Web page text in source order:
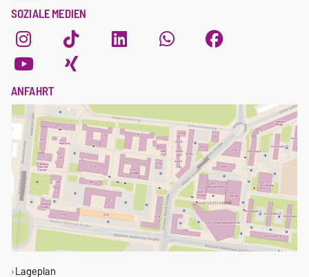
SOZIALE MEDIEN
ANFAHRT
Lageplan